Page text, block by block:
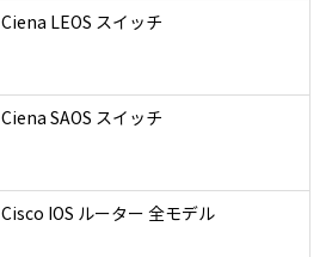
Ciena LEOS スイッチ
Ciena SAOS スイッチ
Cisco IOS ルーター 全モデル